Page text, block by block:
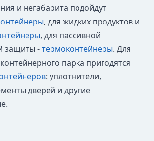
и негабарита подойдут
, для жидких продуктов и
, для пассивной
защиты -термоконтейнеры. Для
парка пригодятся
: уплотнители,
дверей и другие